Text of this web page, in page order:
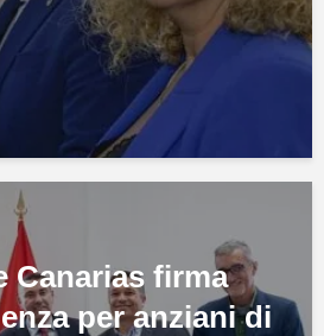
Canarias firma
per anziani di